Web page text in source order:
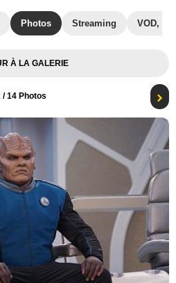
Photos Streaming VOD,
À LA GALERIE
/ 14 Photos